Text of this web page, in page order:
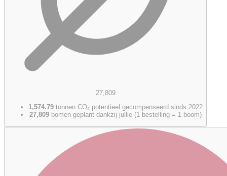
27,809
1,574.79 tonnen CO₂ potentieel gecompenseerd sinds 2022
27,809 bomen geplant dankzij jullie (1 bestelling = 1 boom)